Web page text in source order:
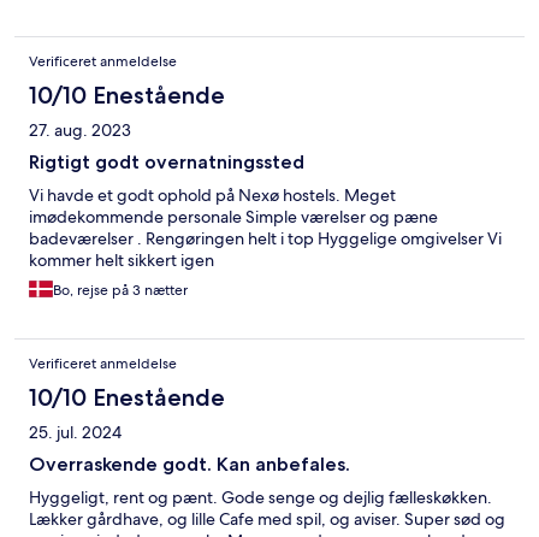
Verificeret anmeldelse
10/10 Enestående
27. aug. 2023
Rigtigt godt overnatningssted
Vi havde et godt ophold på Nexø hostels. Meget
imødekommende personale Simple værelser og pæne
badeværelser . Rengøringen helt i top Hyggelige omgivelser Vi
kommer helt sikkert igen
Bo, rejse på 3 nætter
Verificeret anmeldelse
10/10 Enestående
25. jul. 2024
Overraskende godt. Kan anbefales.
Hyggeligt, rent og pænt. Gode senge og dejlig fælleskøkken.
Lækker gårdhave, og lille Cafe med spil, og aviser. Super sød og